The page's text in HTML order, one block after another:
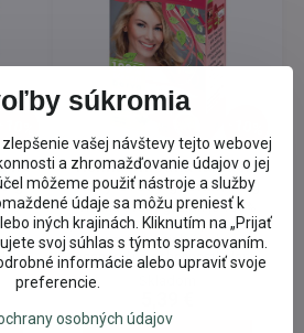
na
g
má
aj
Henna prírodná farba na
vlasy Svetlý gaštan, 33 g
Henna svetlý gaštan je 100%
prírodná farba na vlasy, ktorá má
okrem farbiacich účinkov aj
regeneračné schopnosti. Henna
dodáva vlasom potrebné
vitamíny, vlasy jej použitím
tvoreniu lupín a je veľmi vhodná
súkromia
vašej návštevy tejto webovej
a zhromažďovanie údajov o jej
môžeme použiť nástroje a služby
údaje sa môžu preniesť k
iných krajinách. Kliknutím na „Prijať
svoj súhlas s týmto spracovaním.
informácie alebo upraviť svoje
preferencie.
osobných údajov